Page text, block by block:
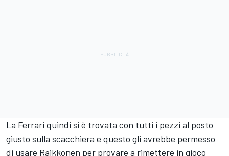
La Ferrari quindi si è trovata con tutti i pezzi al posto
giusto sulla scacchiera e questo gli avrebbe permesso
di usare Raikkonen per provare a rimettere in gioco